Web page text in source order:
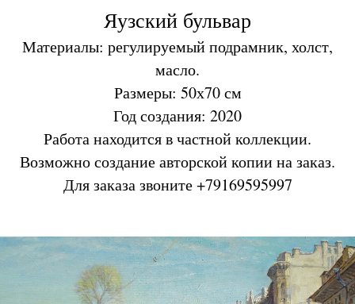
Яузский бульвар
Материалы: регулируемый подрамник, холст,
масло.
Размеры: 50х70 см
Год создания: 2020
Работа находится в частной коллекции.
Возможно создание авторской копии на заказ.
Для заказа звоните +79169595997